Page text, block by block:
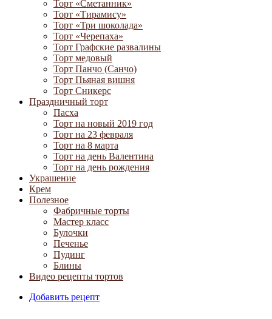
Торт «Сметанник»
Торт «Тирамису»
Торт «Три шоколада»
Торт «Черепаха»
Торт Графские развалины
Торт медовый
Торт Панчо (Санчо)
Торт Пьяная вишня
Торт Сникерс
Праздничный торт
Пасха
Торт на новый 2019 год
Торт на 23 февраля
Торт на 8 марта
Торт на день Валентина
Торт на день рождения
Украшение
Крем
Полезное
Фабричные торты
Мастер класс
Булочки
Печенье
Пудинг
Блины
Видео рецепты тортов
Добавить рецепт